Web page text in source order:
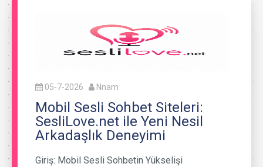
05-7-2026 Nnam
Mobil Sesli Sohbet Siteleri:
SesliLove.net ile Yeni Nesil
Arkadaşlık Deneyimi
Giriş: Mobil Sesli Sohbetin Yükselişi